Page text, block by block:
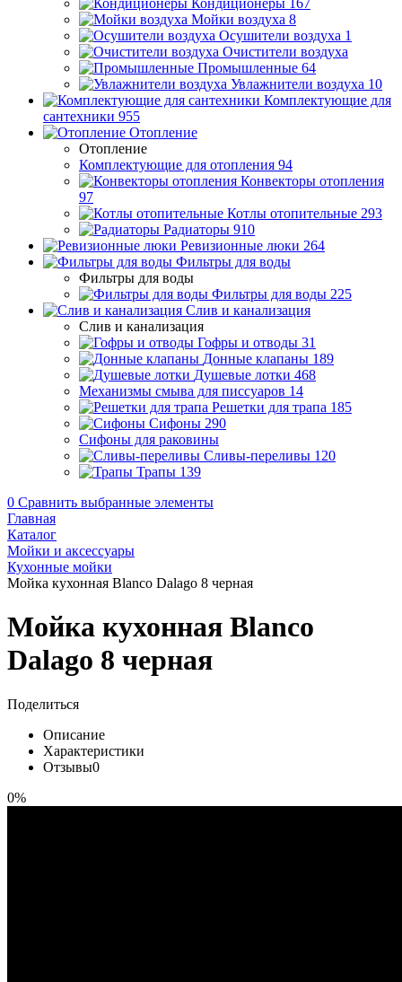
Кондиционеры
167
Мойки воздуха 8
Осушители воздуха 1
Очистители воздуха
Промышленные 64
Увлажнители воздуха 10
Комплектующие для
сантехники 955
Отопление
Отопление
Комплектующие для отопления 94
Конвекторы отопления
97
Котлы отопительные 293
Радиаторы 910
Ревизионные люки 264
Фильтры для воды
Фильтры для воды
Фильтры для воды 225
Слив и канализация
Слив и канализация
Гофры и отводы 31
Донные клапаны 189
Душевые лотки 468
Механизмы смыва для писсуаров 14
Решетки для трапа 185
Сифоны 290
Сифоны для раковины
Сливы-переливы 120
Трапы 139
0 Сравнить выбранные элементы
Главная
Каталог
Мойки и аксессуары
Кухонные мойки
Мойка кухонная Blanco Dalago 8 черная
Мойка кухонная Blanco
Dalago 8 черная
Поделиться
Описание
Характеристики
Отзывы0
0%